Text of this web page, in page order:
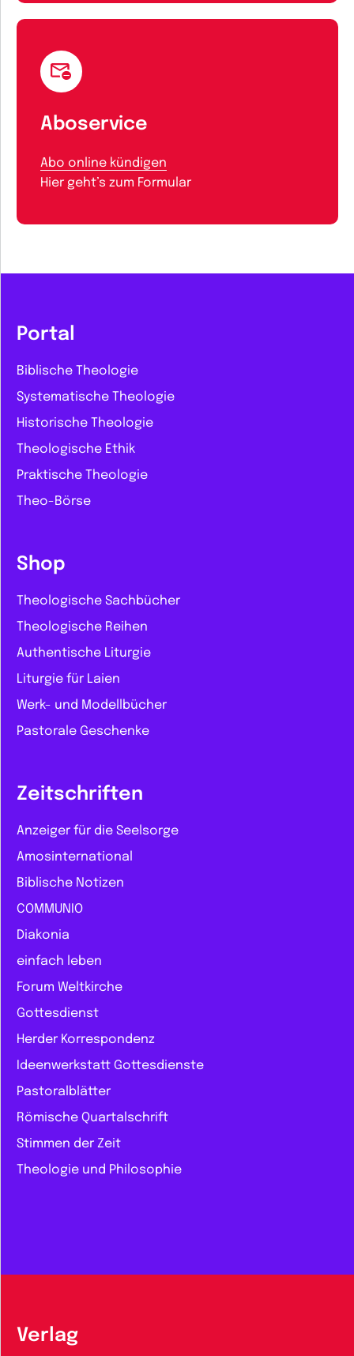
Aboservice
Abo online kündigen
Hier geht’s zum Formular
Portal
Biblische Theologie
Systematische Theologie
Historische Theologie
Theologische Ethik
Praktische Theologie
Theo-Börse
Shop
Theologische Sachbücher
Theologische Reihen
Authentische Liturgie
Liturgie für Laien
Werk- und Modellbücher
Pastorale Geschenke
Zeitschriften
Anzeiger für die Seelsorge
Amosinternational
Biblische Notizen
COMMUNIO
Diakonia
einfach leben
Forum Weltkirche
Gottesdienst
Herder Korrespondenz
Ideenwerkstatt Gottesdienste
Pastoralblätter
Römische Quartalschrift
Stimmen der Zeit
Theologie und Philosophie
Verlag